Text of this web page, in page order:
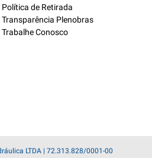
Política de Retirada
Transparência Plenobras
Trabalhe Conosco
LTDA | 72.313.828/0001-00